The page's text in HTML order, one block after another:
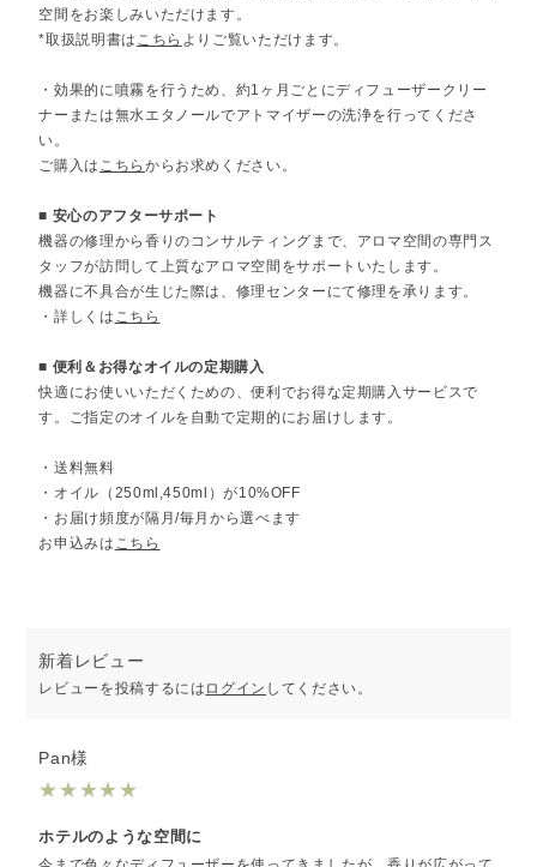
空間をお楽しみいただけます。
*取扱説明書は こちら よりご覧いただけます。
・効果的に噴霧を行うため、約1ヶ月ごとにディフューザークリー
ナーまたは無水エタノールでアトマイザーの洗浄を行ってくださ
い。
ご購入は こちら からお求めください。
■ 安心のアフターサポート
機器の修理から香りのコンサルティングまで、アロマ空間の専門ス
タッフが訪問して上質なアロマ空間をサポートいたします。
機器に不具合が生じた際は、修理センターにて修理を承ります。
・詳しくは こちら
■ 便利＆お得なオイルの定期購入
快適にお使いいただくための、便利でお得な定期購入サービスで
す。ご指定のオイルを自動で定期的にお届けします。
・送料無料
・オイル（250ml,450ml）が10%OFF
・お届け頻度が隔月/毎月から選べます
お申込みは こちら
新着レビュー
レビューを投稿するには ログイン してください。
Pan様
★★★★★
ホテルのような空間に